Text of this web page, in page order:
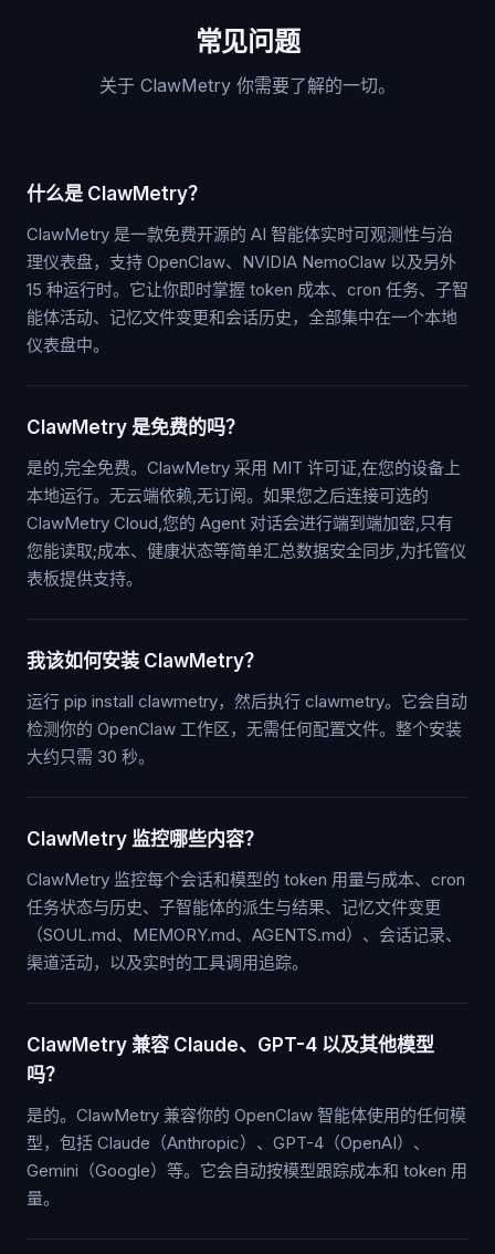
常见问题
关于 ClawMetry 你需要了解的一切。
什么是 ClawMetry？
ClawMetry 是一款免费开源的 AI 智能体实时可观测性与治
理仪表盘，支持 OpenClaw、NVIDIA NemoClaw 以及另外
15 种运行时。它让你即时掌握 token 成本、cron 任务、子智
能体活动、记忆文件变更和会话历史，全部集中在一个本地
仪表盘中。
ClawMetry 是免费的吗？
是的,完全免费。ClawMetry 采用 MIT 许可证,在您的设备上
本地运行。无云端依赖,无订阅。如果您之后连接可选的
ClawMetry Cloud,您的 Agent 对话会进行端到端加密,只有
您能读取;成本、健康状态等简单汇总数据安全同步,为托管仪
表板提供支持。
我该如何安装 ClawMetry？
运行 pip install clawmetry，然后执行 clawmetry。它会自动
检测你的 OpenClaw 工作区，无需任何配置文件。整个安装
大约只需 30 秒。
ClawMetry 监控哪些内容？
ClawMetry 监控每个会话和模型的 token 用量与成本、cron
任务状态与历史、子智能体的派生与结果、记忆文件变更
（SOUL.md、MEMORY.md、AGENTS.md）、会话记录、
渠道活动，以及实时的工具调用追踪。
ClawMetry 兼容 Claude、GPT-4 以及其他模型
吗？
是的。ClawMetry 兼容你的 OpenClaw 智能体使用的任何模
型，包括 Claude（Anthropic）、GPT-4（OpenAI）、
Gemini（Google）等。它会自动按模型跟踪成本和 token 用
量。